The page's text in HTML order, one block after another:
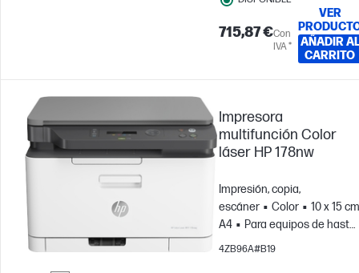
715,87 €Con
IVA *
VER
AÑADIR AL
CARRITO
Impresora
multifunción Color
láser HP 178nw
Impresión, copia,
escáner
Color
10 x 15
A4
Para equipos de hasta
5 usuarios; Imprime hasta
4ZB96A#B19